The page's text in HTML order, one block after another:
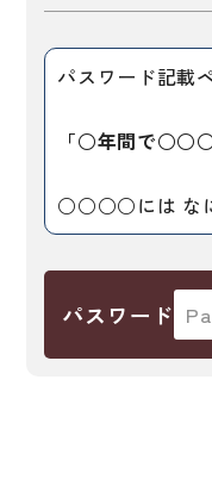
付属物の使
書籍の内容に
著作権につ
正誤表
その他の質問
ビジネスパーソン
留学生向け専門分野
子ども向け
文法
発音・聴解
パスワード記載
「○年間で○○○
○○○○には なに
パスワード